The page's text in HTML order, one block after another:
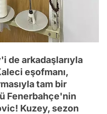
de arkadaşlarıyla
eşofmanı,
tam bir
Fenerbahçe'nin
Kuzey, sezon